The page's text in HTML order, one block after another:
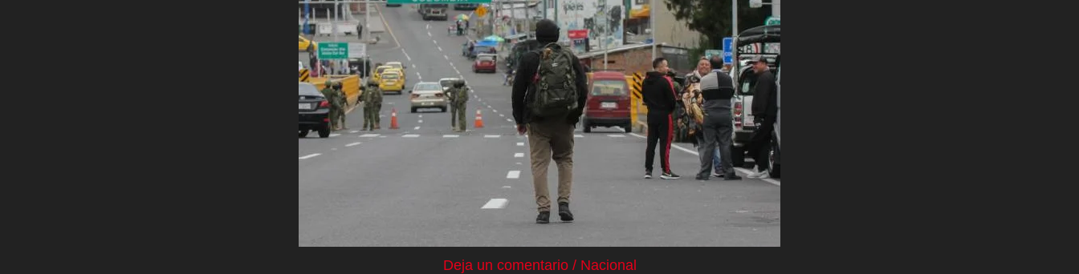
Deja un comentario / Nacional